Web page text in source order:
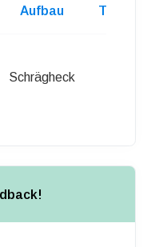
Aufbau
Turen
Schrägheck